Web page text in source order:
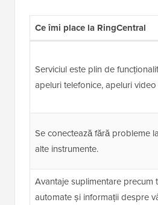
Ce îmi place la RingCentral
Serviciul este plin de
apeluri telefonice, apeluri
Se conectează fără probleme
alte instrumente.
Avantaje suplimentare precum
automate și informații despre